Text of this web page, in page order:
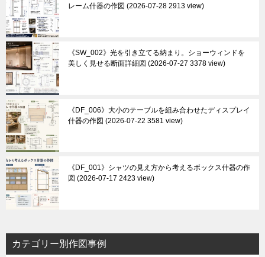
レーム什器の作図
2026-07-28 2913 view
《SW_002》光を引き立てる納まり。ショーウィンドを
美しく見せる断面詳細図
2026-07-27 3378 view
《DF_006》大小のテーブルを組み合わせたディスプレイ
什器の作図
2026-07-22 3581 view
《DF_001》シャツの見え方から考えるボックス什器の作
図
2026-07-17 2423 view
カテゴリー別作図事例